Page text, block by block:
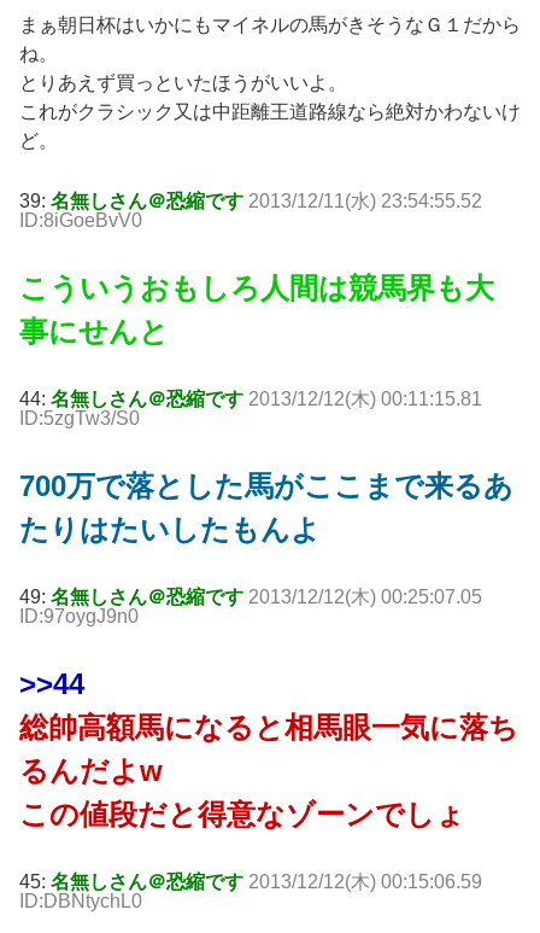
まぁ朝日杯はいかにもマイネルの馬がきそうなＧ１だから
ね。
とりあえず買っといたほうがいいよ。
これがクラシック又は中距離王道路線なら絶対かわないけ
ど。
39: 名無しさん＠恐縮です 2013/12/11(水) 23:54:55.52
ID:8iGoeBvV0
こういうおもしろ人間は競馬界も大
事にせんと
44: 名無しさん＠恐縮です 2013/12/12(木) 00:11:15.81
ID:5zgTw3/S0
700万で落とした馬がここまで来るあ
たりはたいしたもんよ
49: 名無しさん＠恐縮です 2013/12/12(木) 00:25:07.05
ID:97oygJ9n0
>>44
総帥高額馬になると相馬眼一気に落ち
るんだよw
この値段だと得意なゾーンでしょ
45: 名無しさん＠恐縮です 2013/12/12(木) 00:15:06.59
ID:DBNtychL0